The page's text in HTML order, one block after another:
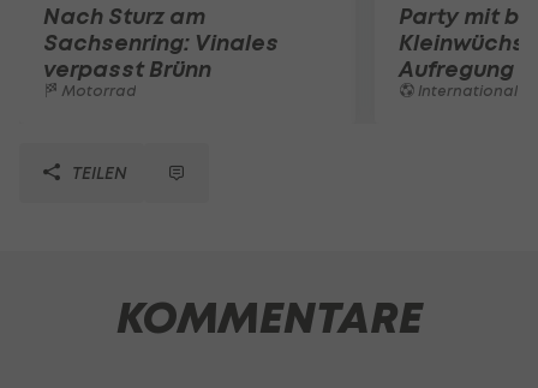
Nach Sturz am
Sachsenring: Vinales
verpasst Brünn
Motorrad
Party mit
Aufregung
International
TEILEN
KOMMENTARE